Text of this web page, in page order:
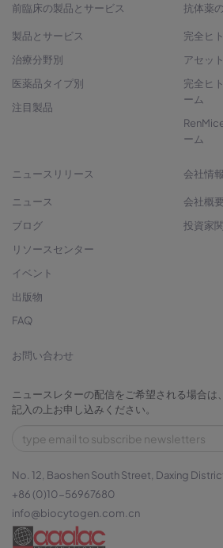
前臨床の製品とサービス
製品とサービス
治療分野別
医薬品タイプ別
注目製品
抗体薬
完全ヒ
アセット
完全ヒ
ーム
ーム
ニュースリリース
ニュース
ブログ
リソースセンター
イベント
出版物
FAQ
会社情報
会社概要
投資家
お問い合わせ
ニュースレターの配信をご希望される場合
記入の上お申し込みください。
No. 12, Baoshen South Street, Daxing
+86 (0)10-56967680
info@biocytogen.com.cn